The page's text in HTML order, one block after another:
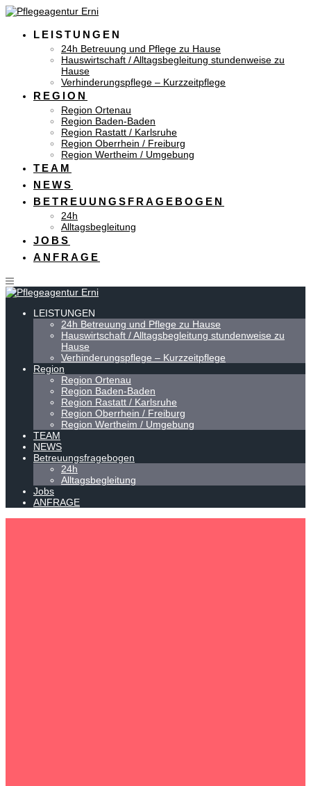
Skip
contentLEISTUNGEN
24h Betreuung und Pflege zu Hause
Hauswirtschaft / Alltagsbegleitung stundenweise zu
Hause
Verhinderungspflege – Kurzzeitpflege
REGION
Region Ortenau
Region Baden-Baden
Region Rastatt / Karlsruhe
Region Oberrhein / Freiburg
Region Wertheim / Umgebung
TEAM
NEWS
BETREUUNGSFRAGEBOGEN
24h
Alltagsbegleitung
JOBS
ANFRAGE
LEISTUNGEN
24h Betreuung und Pflege zu Hause
Hauswirtschaft / Alltagsbegleitung stundenweise zu
Hause
Verhinderungspflege – Kurzzeitpflege
Region
Region Ortenau
Region Baden-Baden
Region Rastatt / Karlsruhe
Region Oberrhein / Freiburg
Region Wertheim / Umgebung
TEAM
NEWS
Betreuungsfragebogen
24h
Alltagsbegleitung
Jobs
ANFRAGE